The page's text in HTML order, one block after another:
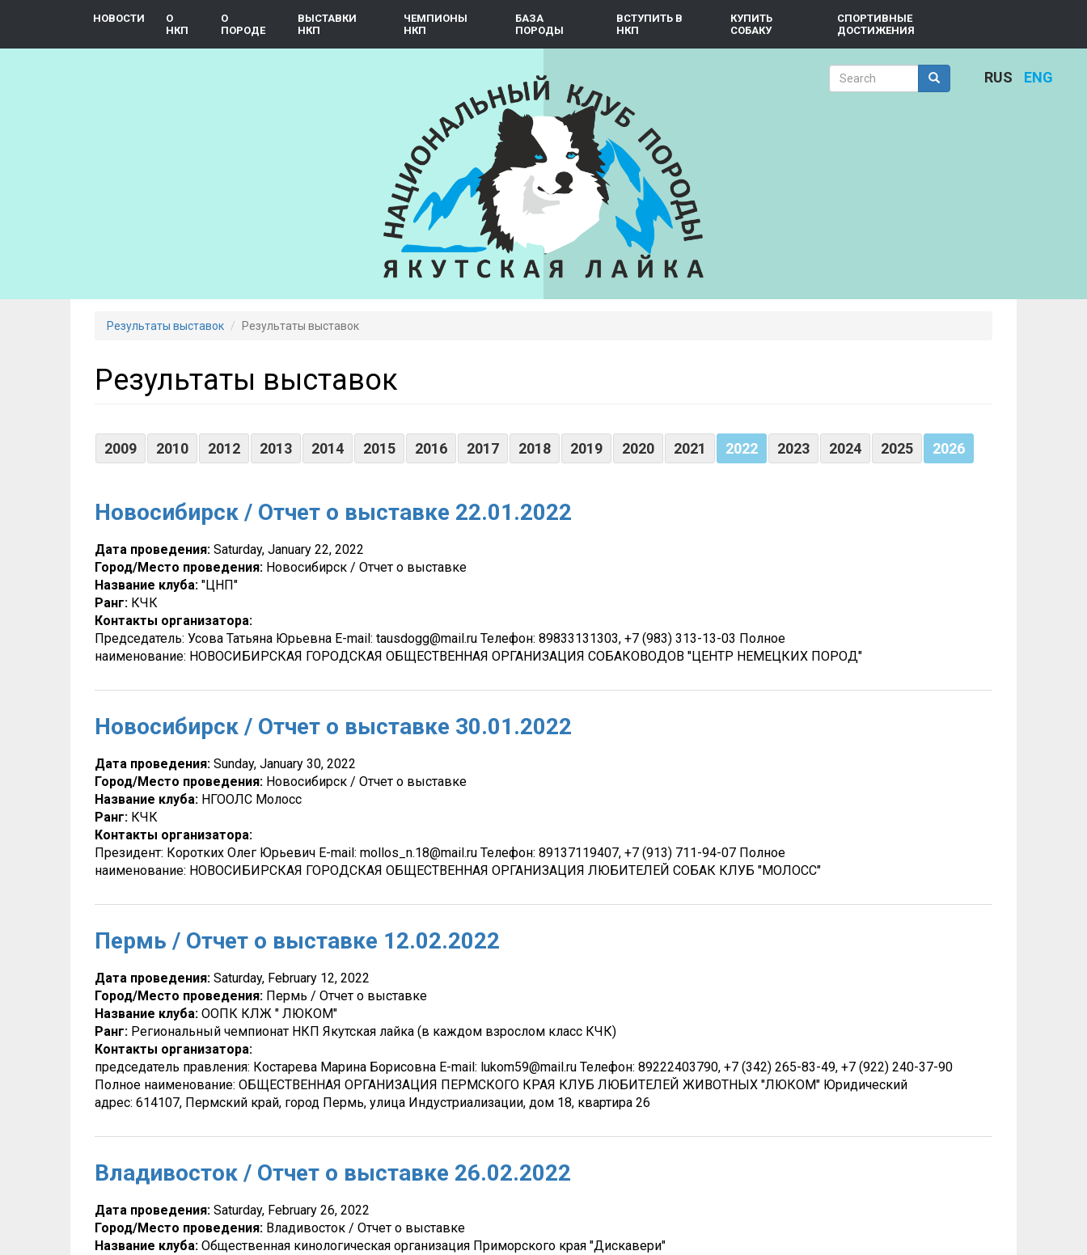
НОВОСТИ
О
НКП
О
ПОРОДЕ
ВЫСТАВКИ
НКП
ЧЕМПИОНЫ
НКП
БАЗА
ПОРОДЫ
ВСТУПИТЬ В
НКП
КУПИТЬ
СОБАКУ
СПОРТИВНЫЕ
ДОСТИЖЕНИЯ
Search
RUS ENG
Результаты выставок Результаты выставок
Результаты выставок
2009 2010 2012 2013 2014 2015 2016 2017 2018 2019 2020 2021 2022 2023 2024 2025 2026
Новосибирск / Отчет о выставке 22.01.2022
Дата проведения: Saturday, January 22, 2022
Город/Место проведения: Новосибирск / Отчет о выставке
Название клуба: "ЦНП"
Ранг: КЧК
Контакты организатора:
Председатель: Усова Татьяна Юрьевна E-mail: tausdogg@mail.ru Телефон: 89833131303, +7 (983) 313-13-03 Полное
наименование: НОВОСИБИРСКАЯ ГОРОДСКАЯ ОБЩЕСТВЕННАЯ ОРГАНИЗАЦИЯ СОБАКОВОДОВ "ЦЕНТР НЕМЕЦКИХ ПОРОД"
Новосибирск / Отчет о выставке 30.01.2022
Дата проведения: Sunday, January 30, 2022
Город/Место проведения: Новосибирск / Отчет о выставке
Название клуба: НГООЛС Молосс
Ранг: КЧК
Контакты организатора:
Президент: Коротких Олег Юрьевич E-mail: mollos_n.18@mail.ru Телефон: 89137119407, +7 (913) 711-94-07 Полное
наименование: НОВОСИБИРСКАЯ ГОРОДСКАЯ ОБЩЕСТВЕННАЯ ОРГАНИЗАЦИЯ ЛЮБИТЕЛЕЙ СОБАК КЛУБ "МОЛОСС"
Пермь / Отчет о выставке 12.02.2022
Дата проведения: Saturday, February 12, 2022
Город/Место проведения: Пермь / Отчет о выставке
Название клуба: ООПК КЛЖ " ЛЮКОМ"
Ранг: Региональный чемпионат НКП Якутская лайка (в каждом взрослом класс КЧК)
Контакты организатора:
председатель правления: Костарева Марина Борисовна E-mail: lukom59@mail.ru Телефон: 89222403790, +7 (342) 265-83-49, +7 (922) 240-37-90
Полное наименование: ОБЩЕСТВЕННАЯ ОРГАНИЗАЦИЯ ПЕРМСКОГО КРАЯ КЛУБ ЛЮБИТЕЛЕЙ ЖИВОТНЫХ "ЛЮКОМ" Юридический
адрес: 614107, Пермский край, город Пермь, улица Индустриализации, дом 18, квартира 26
Владивосток / Отчет о выставке 26.02.2022
Дата проведения: Saturday, February 26, 2022
Город/Место проведения: Владивосток / Отчет о выставке
Название клуба: Общественная кинологическая организация Приморского края "Дискавери"